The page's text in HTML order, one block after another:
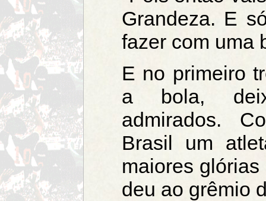
Grandeza. E
fazer com uma
E no primeiro
a bola,
admirados.
Brasil um
maiores
deu ao grêmio